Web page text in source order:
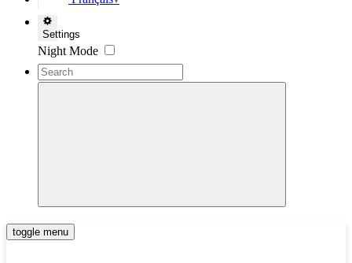
Settings
Night Mode
toggle menu